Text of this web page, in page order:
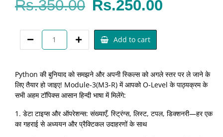
Rs.350.00 Rs.250.00
Add to cart
Python की बुनियाद को समझने और अपनी स्किल्स को अगले स्तर पर ले जाने के
लिए तैयार हो जाइए! Module-3(M3-R) में आपको O-Level के पाठ्यक्रम के
सभी अहम टॉपिक्स आसान हिन्दी भाषा में मिलेंगे:
1. डेटा टाइप्स और ऑपरेशन्स: संख्याएँ, स्ट्रिंग्स, लिस्ट, टपल, डिक्शनरी—हर एक
का गहराई से अध्ययन और प्रैक्टिकल उदाहरणों के साथ